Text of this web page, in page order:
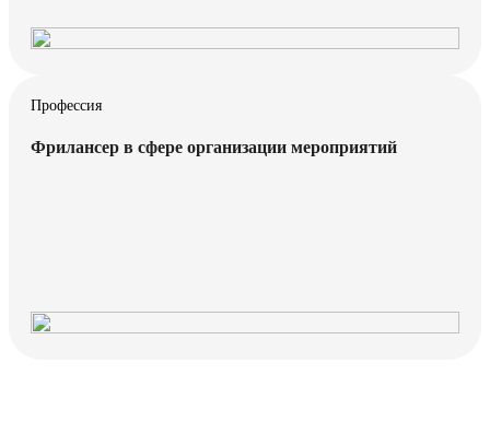
Профессия
Фрилансер в сфере организации мероприятий